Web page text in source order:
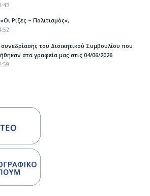
Ρίζες – Πολιτισμός»,
του Διοικητικού Συμβουλίου που
στα γραφεία μας στις 04/06/2026